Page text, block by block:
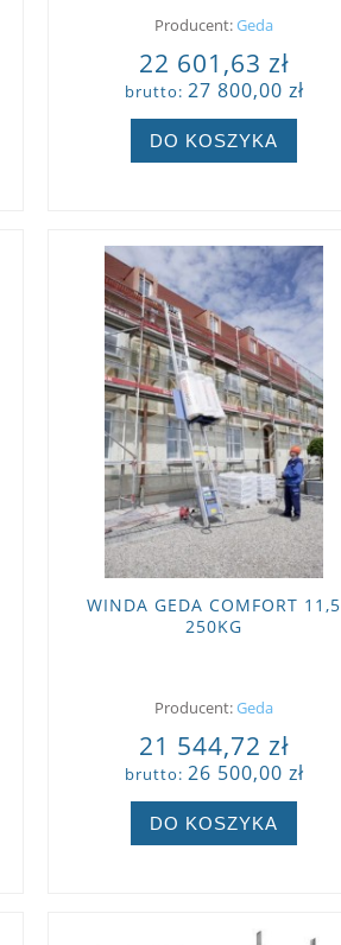
Producent:Geda
22 601,63 zł
brutto: 27 800,00 zł
DO KOSZYKA
WINDA GEDA COMFORT 11,5
250KG
Producent:Geda
21 544,72 zł
brutto: 26 500,00 zł
DO KOSZYKA